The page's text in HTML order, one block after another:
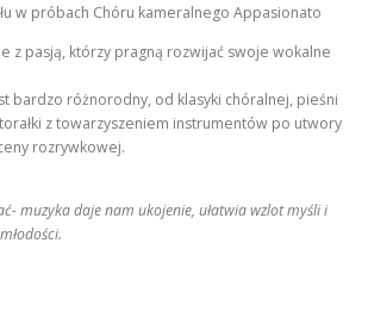
w próbach Chóru kameralnego Appasionato
z pasją, którzy pragną rozwijać swoje wokalne
bardzo różnorodny, od klasyki chóralnej, pieśni
z towarzyszeniem instrumentów po utwory
rozrywkowej.
muzyka daje nam ukojenie, ułatwia wzlot myśli i